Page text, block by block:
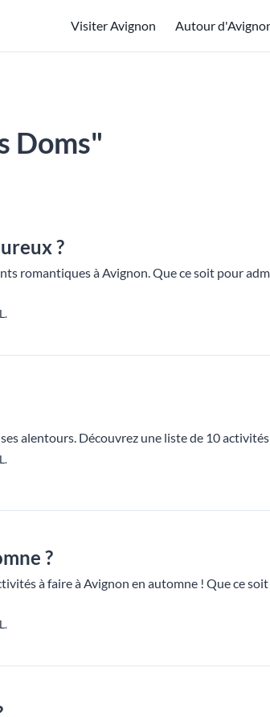
Visiter Avignon Autour
Doms"
?
romantiques à Avignon. Que ce soit pour
alentours. Découvrez une liste de 10
?
à faire à Avignon en automne ! Que ce